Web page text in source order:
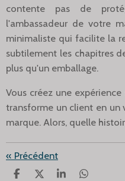
contente pas de
l'ambassadeur de votre
minimaliste qui facilite la
subtilement les chapitres
plus qu'un emballage.
Vous créez une
transforme un client en un
marque. Alors, quelle
« Précédent
P
P
P
P